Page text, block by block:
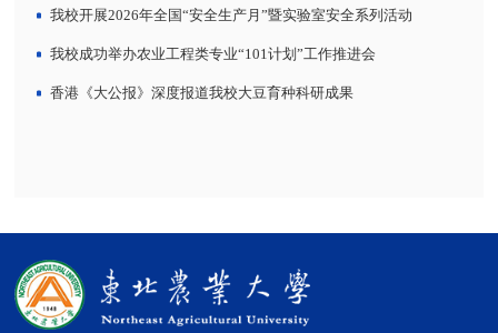
我校开展2026年全国“安全生产月”暨实验室安全系列活动
我校成功举办农业工程类专业“101计划”工作推进会
香港《大公报》深度报道我校大豆育种科研成果